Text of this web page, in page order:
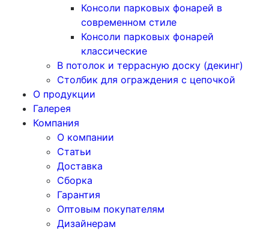
Консоли парковых фонарей в
современном стиле
Консоли парковых фонарей
классические
В потолок и террасную доску (декинг)
Столбик для ограждения с цепочкой
О продукции
Галерея
Компания
О компании
Статьи
Доставка
Сборка
Гарантия
Оптовым покупателям
Дизайнерам